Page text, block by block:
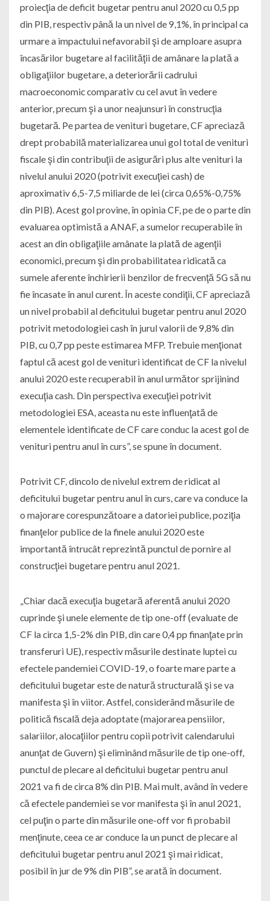
proiecţia de deficit bugetar pentru anul 2020 cu 0,5 pp
din PIB, respectiv până la un nivel de 9,1%, în principal ca
urmare a impactului nefavorabil şi de amploare asupra
încasărilor bugetare al facilităţii de amânare la plată a
obligaţiilor bugetare, a deteriorării cadrului
macroeconomic comparativ cu cel avut în vedere
anterior, precum şi a unor neajunsuri în construcţia
bugetară. Pe partea de venituri bugetare, CF apreciază
drept probabilă materializarea unui gol total de venituri
fiscale şi din contribuţii de asigurări plus alte venituri la
nivelul anului 2020 (potrivit execuţiei cash) de
aproximativ 6,5-7,5 miliarde de lei (circa 0,65%-0,75%
din PIB). Acest gol provine, în opinia CF, pe de o parte din
evaluarea optimistă a ANAF, a sumelor recuperabile în
acest an din obligaţiile amânate la plată de agenţii
economici, precum şi din probabilitatea ridicată ca
sumele aferente închirierii benzilor de frecvenţă 5G să nu
fie încasate în anul curent. În aceste condiţii, CF apreciază
un nivel probabil al deficitului bugetar pentru anul 2020
potrivit metodologiei cash în jurul valorii de 9,8% din
PIB, cu 0,7 pp peste estimarea MFP. Trebuie menţionat
faptul că acest gol de venituri identificat de CF la nivelul
anului 2020 este recuperabil în anul următor sprijinind
execuţia cash. Din perspectiva execuţiei potrivit
metodologiei ESA, aceasta nu este influenţată de
elementele identificate de CF care conduc la acest gol de
venituri pentru anul în curs”, se spune în document.
Potrivit CF, dincolo de nivelul extrem de ridicat al
deficitului bugetar pentru anul în curs, care va conduce la
o majorare corespunzătoare a datoriei publice, poziţia
finanţelor publice de la finele anului 2020 este
importantă întrucât reprezintă punctul de pornire al
construcţiei bugetare pentru anul 2021.
„Chiar dacă execuţia bugetară aferentă anului 2020
cuprinde şi unele elemente de tip one-off (evaluate de
CF la circa 1,5-2% din PIB, din care 0,4 pp finanţate prin
transferuri UE), respectiv măsurile destinate luptei cu
efectele pandemiei COVID-19, o foarte mare parte a
deficitului bugetar este de natură structurală şi se va
manifesta şi în viitor. Astfel, considerând măsurile de
politică fiscală deja adoptate (majorarea pensiilor,
salariilor, alocaţiilor pentru copii potrivit calendarului
anunţat de Guvern) şi eliminând măsurile de tip one-off,
punctul de plecare al deficitului bugetar pentru anul
2021 va fi de circa 8% din PIB. Mai mult, având în vedere
că efectele pandemiei se vor manifesta şi în anul 2021,
cel puţin o parte din măsurile one-off vor fi probabil
menţinute, ceea ce ar conduce la un punct de plecare al
deficitului bugetar pentru anul 2021 şi mai ridicat,
posibil în jur de 9% din PIB”, se arată în document.